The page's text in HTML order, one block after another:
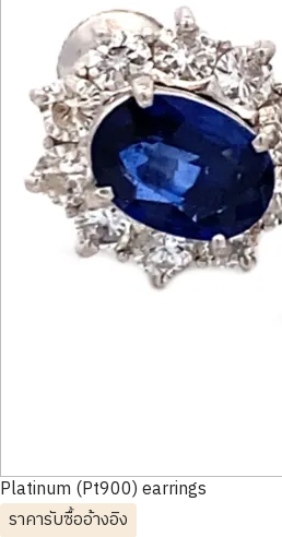
Platinum (Pt900) earrings
ราคารับซื้ออ้างอิง